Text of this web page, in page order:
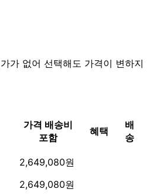
가 없어 선택해도 가격이 변하지
가격 배송비
포함
혜택
배
송
2,649,080원
2,649,080원